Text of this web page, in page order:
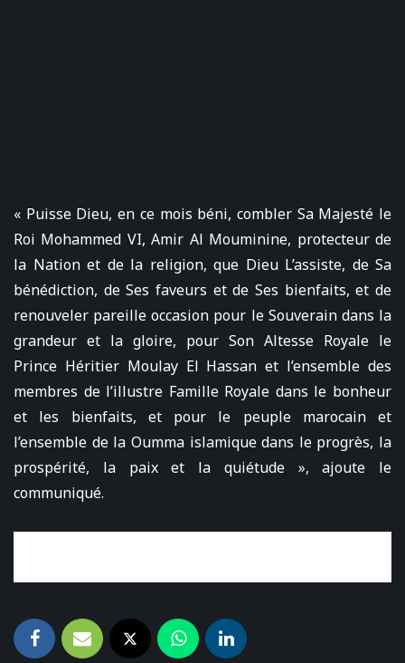
« Puisse Dieu, en ce mois béni, combler Sa Majesté le
Roi Mohammed VI, Amir Al Mouminine, protecteur de
la Nation et de la religion, que Dieu L’assiste, de Sa
bénédiction, de Ses faveurs et de Ses bienfaits, et de
renouveler pareille occasion pour le Souverain dans la
grandeur et la gloire, pour Son Altesse Royale le
Prince Héritier Moulay El Hassan et l’ensemble des
membres de l’illustre Famille Royale dans le bonheur
et les bienfaits, et pour le peuple marocain et
l’ensemble de la Oumma islamique dans le progrès, la
prospérité, la paix et la quiétude », ajoute le
communiqué.